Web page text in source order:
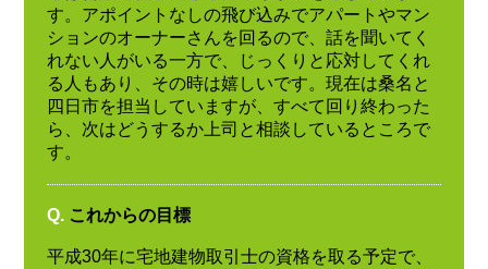
す。アポイントなしの飛び込みでアパートやマン
ションのオーナーさんを回るので、話を聞いてく
れない人がいる一方で、じっくりと応対してくれ
る人もあり、その時は嬉しいです。現在は桑名と
四日市を担当していますが、すべて回り終わった
ら、次はどうするか上司と相談しているところで
す。
Q. これからの目標
平成30年に宅地建物取引士の資格を取る予定で、